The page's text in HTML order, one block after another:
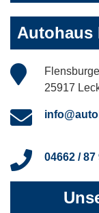
Autohaus
25917
04662 / 87